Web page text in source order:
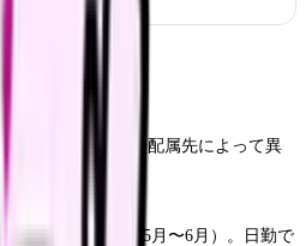
棟別の目安
は、病院の方針や配属先によって異
のとおりです。
入職後2〜3ヶ月（5月〜6月）。日勤で